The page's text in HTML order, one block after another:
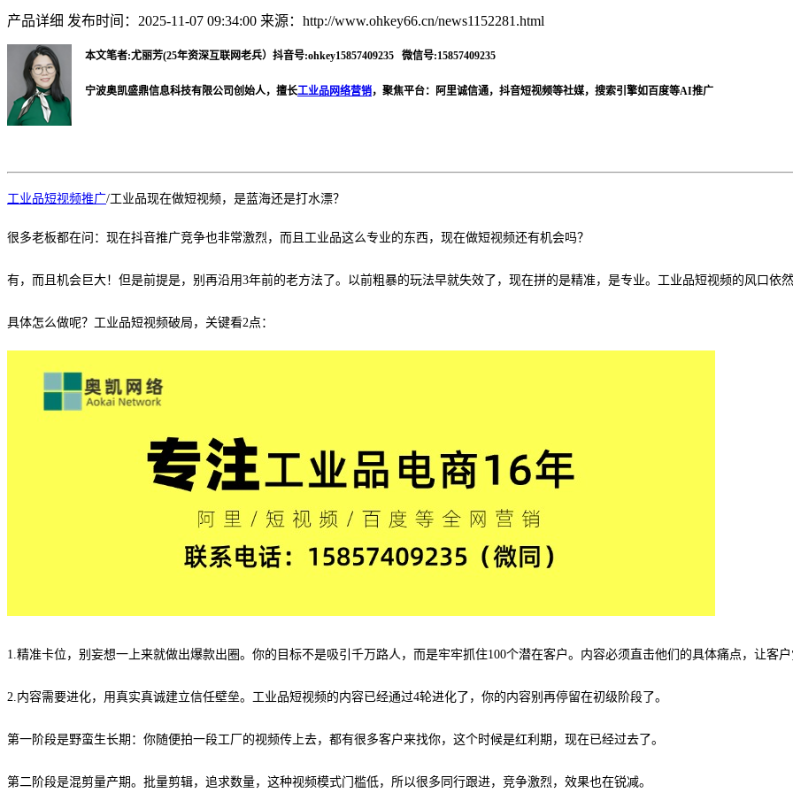
产品详细 发布时间：2025-11-07 09:34:00 来源：http://www.ohkey66.cn/news1152281.html
本文笔者:尤丽芳(25年资深互联网老兵）抖音号:ohkey15857409235 微信号:15857409235
宁波奥凯盛鼎信息科技有限公司创始人，擅长工业品网络营销，聚焦平台：阿里诚信通，抖音短视频等社媒，搜索引擎如百度等AI推广
工业品短视频推广/工业品现在做短视频，是蓝海还是打水漂？
很多老板都在问：现在抖音推广竞争也非常激烈，而且工业品这么专业的东西，现在做短视频还有机会吗？
有，而且机会巨大！但是前提是，别再沿用3年前的老方法了。以前粗暴的玩法早就失效了，现在拼的是精准，是专业。工业品短视频的风口依
具体怎么做呢？工业品短视频破局，关键看2点：
1.精准卡位，别妄想一上来就做出爆款出圈。你的目标不是吸引千万路人，而是牢牢抓住100个潜在客户。内容必须直击他们的具体痛点，让客户
2.内容需要进化，用真实真诚建立信任壁垒。工业品短视频的内容已经通过4轮进化了，你的内容别再停留在初级阶段了。
第一阶段是野蛮生长期：你随便拍一段工厂的视频传上去，都有很多客户来找你，这个时候是红利期，现在已经过去了。
第二阶段是混剪量产期。批量剪辑，追求数量，这种视频模式门槛低，所以很多同行跟进，竞争激烈，效果也在锐减。